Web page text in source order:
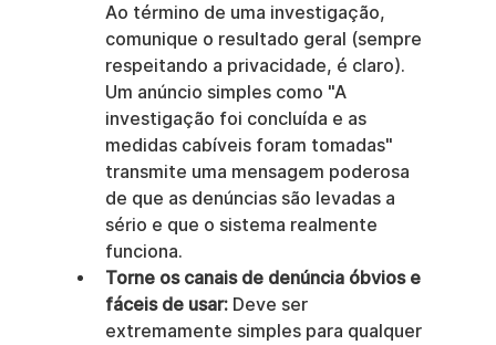
Ao término de uma investigação,
comunique o resultado geral (sempre
respeitando a privacidade, é claro).
Um anúncio simples como "A
investigação foi concluída e as
medidas cabíveis foram tomadas"
transmite uma mensagem poderosa
de que as denúncias são levadas a
sério e que o sistema realmente
funciona.
Torne os canais de denúncia óbvios e
fáceis de usar: Deve ser
extremamente simples para qualquer